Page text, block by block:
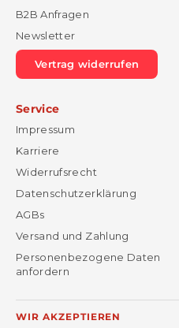
B2B Anfragen
Newsletter
Vertrag widerrufen
Service
Impressum
Karriere
Widerrufsrecht
Datenschutzerklärung
AGBs
Versand und Zahlung
Personenbezogene Daten
anfordern
WIR AKZEPTIEREN